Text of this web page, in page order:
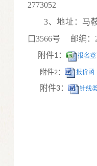
2773052
3、地址：马
口3566号 邮编：
附件1： 报名
附件2：
报价函
附件3： 针线